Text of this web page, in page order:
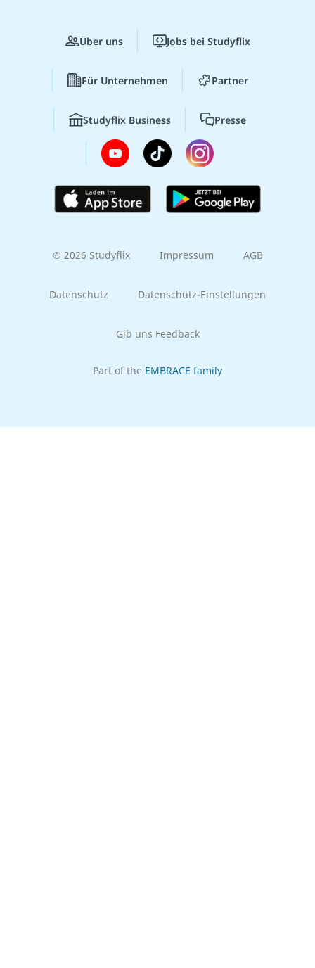
Über uns Jobs bei Studyflix
Für Unternehmen Partner
Studyflix Business Presse
© 2026 Studyflix Impressum AGB
Datenschutz Datenschutz-Einstellungen
Gib uns Feedback
Part of the EMBRACE family